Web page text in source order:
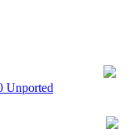
Unported